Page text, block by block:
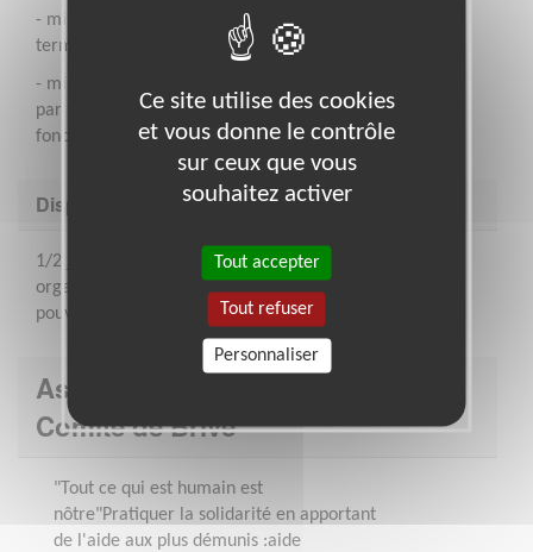
- mission qui peut convenir à un jeune en phase
terminale d'études ou à une personne en activité
- mission qui peut demander 1/2 journée ou 1 journée
par semaine - eventuellement de fàçon ponctuelle en
fonction des études ou du chantier
Disponibilité demandée
1/2 journée par semaine ou 1 ou 2 jours par mois ou
organisation plus ponctuelle, une partie de la mission
pouvant se faire à distance
Association : Secours populaire -
Comité de Brive
"Tout ce qui est humain est
nôtre"Pratiquer la solidarité en apportant
de l'aide aux plus démunis :aide
Ce site utilise des cookies
et vous donne le contrôle
sur ceux que vous
souhaitez activer
Tout accepter
Tout refuser
Personnaliser